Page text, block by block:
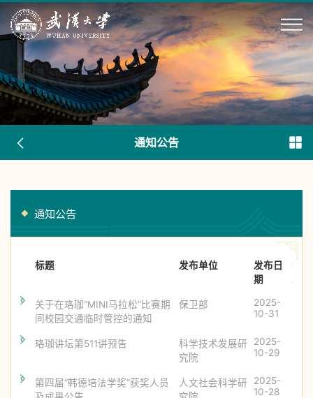
通知公告
通知公告
标题 发布单位
发布日
期
浏览
关于在珞珈“MINI马拉松”比赛期
间校园交通临时管控的通知
保卫部
2025-
10-31
珞珈讲坛第511讲预告
科学技术发展研
究院
2025-
10-29
第四届“韩德培法学奖”获奖人员
人文社会科学研
2025-
10-28